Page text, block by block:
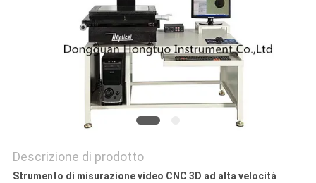
Descrizione di prodotto
Strumento di misurazione video CNC 3D ad alta velocità